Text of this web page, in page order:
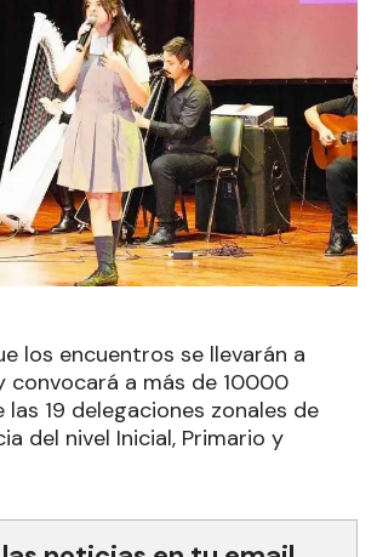
los encuentros se llevarán a
convocará a más de 10000
19 delegaciones zonales de
del nivel Inicial, Primario y